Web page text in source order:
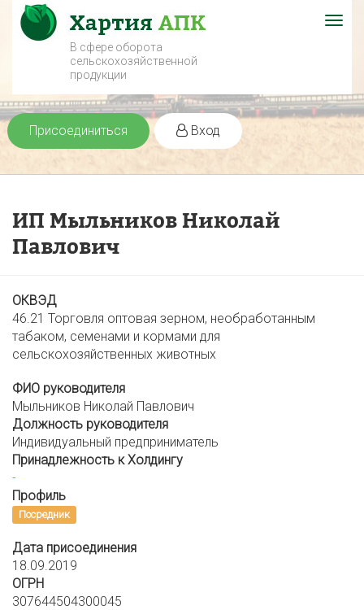
В сфере оборота
сельскохозяйственной
продукции
Присоединиться Вход
ИП Мыльников Николай
Павлович
ОКВЭД
46.21 Торговля оптовая зерном, необработанным
табаком, семенами и кормами для
сельскохозяйственных животных
ФИО руководителя
Мыльников Николай Павлович
Должность руководителя
Индивидуальный предприниматель
Принадлежность к Холдингу
-
Профиль
Посредник
Дата присоединения
18.09.2019
ОГРН
307644504300045